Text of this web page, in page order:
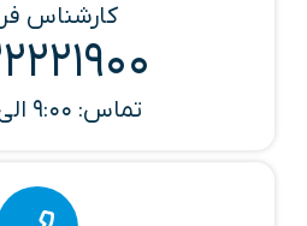
کارشناس
تماس: 9:00 الی 23:00